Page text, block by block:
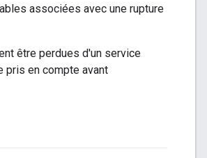
associées avec une rupture
être perdues d'un service
pris en compte avant